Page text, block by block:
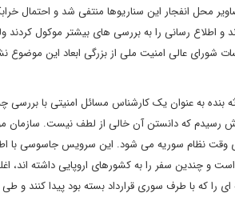
محل انفجار این سناریوها منتفی شد و احتمال
و اطلاع رسانی را به بررسی های بیشتر موکول
شورای عالی امنیت ملی از بزرگی ابعاد این
بنده به عنوان یک کارشناس مسائل امنیتی با بررسی
نظام سوریه می شود. این سرویس جاسوسی با
و چندین سفر را به کشورهای اروپایی داشته
ای را که با طرف سوری قرارداد بسته بود پیدا کنند